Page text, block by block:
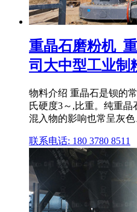
重晶石磨粉机_
司大中型工业制
物料介绍 重晶石是钡的
氏硬度3～,比重。纯重晶
混入物的影响也常呈灰
联系电话: 180 3780 8511